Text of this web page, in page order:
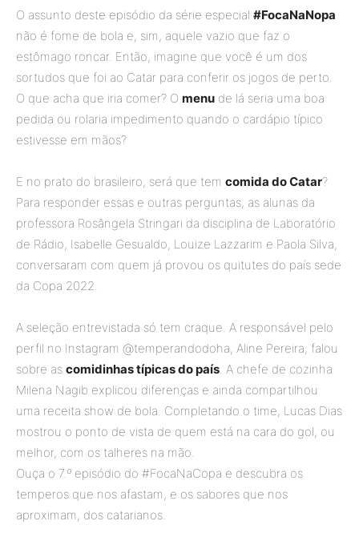
O assunto deste episódio da série especial #FocaNaNopa
não é fome de bola e, sim, aquele vazio que faz o
estômago roncar. Então, imagine que você é um dos
sortudos que foi ao Catar para conferir os jogos de perto.
O que acha que iria comer? O menu de lá seria uma boa
pedida ou rolaria impedimento quando o cardápio típico
estivesse em mãos?
E no prato do brasileiro, será que tem comida do Catar?
Para responder essas e outras perguntas, as alunas da
professora Rosângela Stringari da disciplina de Laboratório
de Rádio, Isabelle Gesualdo, Louize Lazzarim e Paola Silva,
conversaram com quem já provou os quitutes do país sede
da Copa 2022.
A seleção entrevistada só tem craque. A responsável pelo
perfil no Instagram @temperandodoha, Aline Pereira, falou
sobre as comidinhas típicas do país. A chefe de cozinha
Milena Nagib explicou diferenças e ainda compartilhou
uma receita show de bola. Completando o time, Lucas Dias
mostrou o ponto de vista de quem está na cara do gol, ou
melhor, com os talheres na mão.
Ouça o 7.º episódio do #FocaNaCopa e descubra os
temperos que nos afastam, e os sabores que nos
aproximam, dos catarianos.